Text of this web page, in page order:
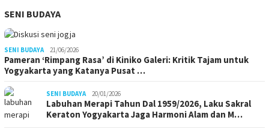
SENI BUDAYA
SENI BUDAYA 21/06/2026
Pameran ‘Rimpang Rasa’ di Kiniko Galeri: Kritik Tajam untuk
Yogyakarta yang Katanya Pusat …
SENI BUDAYA 20/01/2026
Labuhan Merapi Tahun Dal 1959/2026, Laku Sakral
Keraton Yogyakarta Jaga Harmoni Alam dan M…